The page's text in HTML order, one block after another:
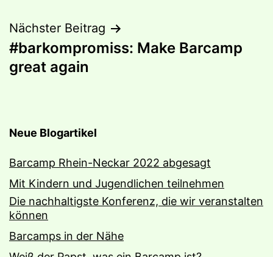
Nächster Beitrag
#barkompromiss: Make Barcamp
great again
Neue Blogartikel
Barcamp Rhein-Neckar 2022 abgesagt
Mit Kindern und Jugendlichen teilnehmen
Die nachhaltigste Konferenz, die wir veranstalten
können
Barcamps in der Nähe